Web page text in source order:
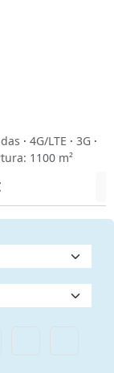
· 4G/LTE · 3G ·
1100 m²